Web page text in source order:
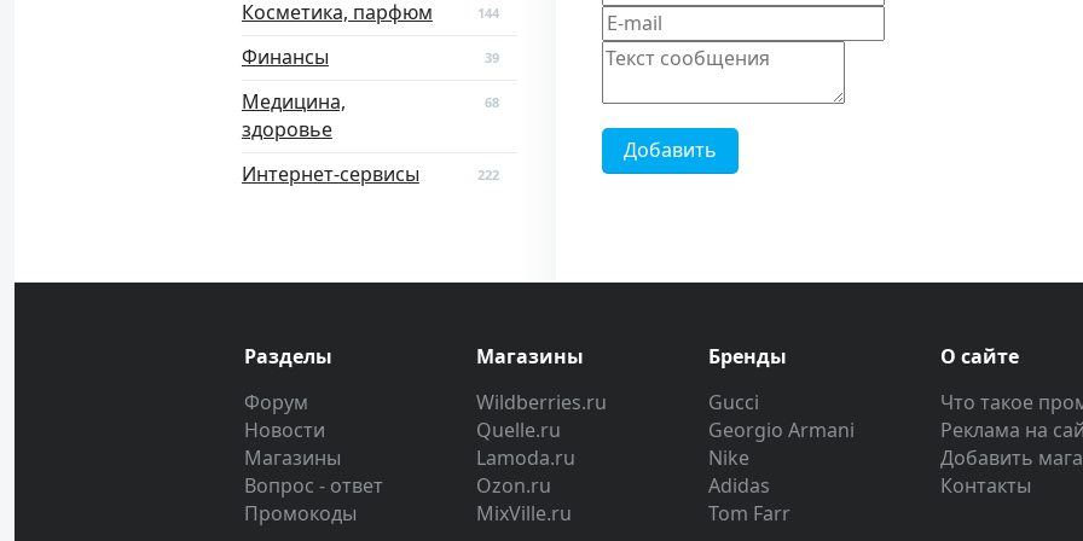
Добавить
Косметика, парфюм 144
Финансы 39
Медицина,
здоровье
68
Интернет-сервисы 222
Разделы
Форум
Новости
Магазины
Вопрос - ответ
Промокоды
Магазины
Wildberries.ru
Quelle.ru
Lamoda.ru
Ozon.ru
MixVille.ru
Бренды
Gucci
Georgio Armani
Nike
Adidas
Tom Farr
О сайте
Что такое
Реклама на
Добавить
Контакты